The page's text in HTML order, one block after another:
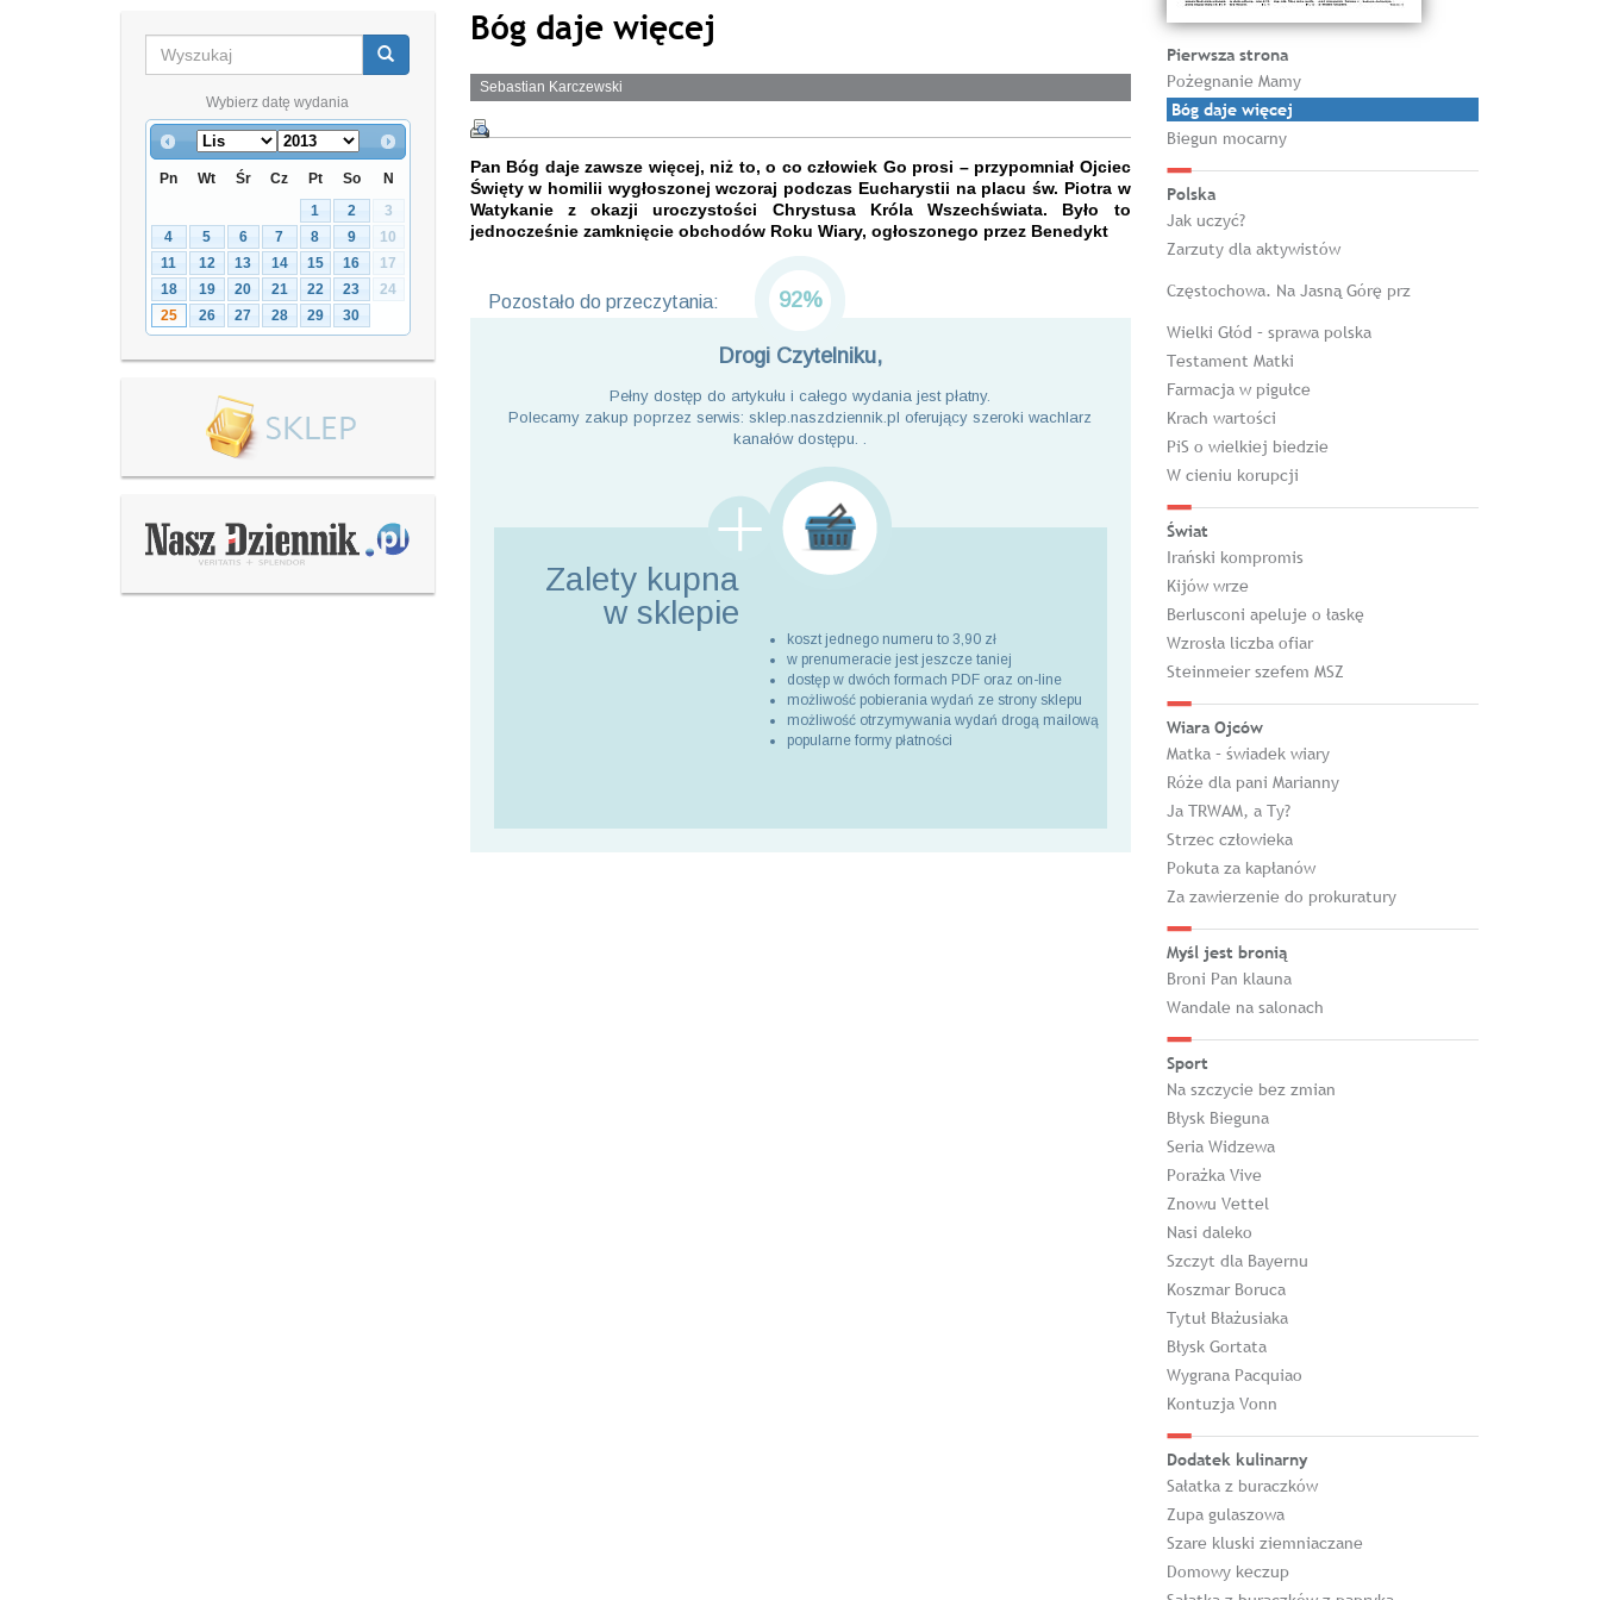
Wybierz datę wydania
Pn Wt Śr Cz Pt So
N
1
2
3
4
5 6 7 8 9
10
11
12 13 14 15 16
17
18
19 20 21 22 23
24
25
26 27 28 29 30
Bóg daje więcej
Sebastian Karczewski
Pan Bóg daje zawsze więcej, niż to, o co człowiek Go prosi – przypomniał Ojciec
Święty w homilii wygłoszonej wczoraj podczas Eucharystii na placu św. Piotra w
Watykanie z okazji uroczystości Chrystusa Króla Wszechświata. Było to
jednocześnie zamknięcie obchodów Roku Wiary, ogłoszonego przez Benedykt
Pozostało do przeczytania: 92%
Drogi Czytelniku,
Pełny dostęp do artykułu i całego wydania jest płatny.
Polecamy zakup poprzez serwis: sklep.naszdziennik.pl oferujący szeroki wachlarz
kanałów dostępu. .
Zalety kupna
w sklepie
koszt jednego numeru to 3,90 zł
w prenumeracie jest jeszcze taniej
dostęp w dwóch formach PDF oraz on-line
możliwość pobierania wydań ze strony sklepu
możliwość otrzymywania wydań drogą mailową
popularne formy płatności
Pierwsza strona
Pożegnanie Mamy
Bóg daje więcej
Biegun mocarny
Polska
Jak uczyć?
Zarzuty dla aktywistów
Częstochowa. Na Jasną Górę prz
Wielki Głód – sprawa polska
Testament Matki
Farmacja w pigułce
Krach wartości
PiS o wielkiej biedzie
W cieniu korupcji
Świat
Irański kompromis
Kijów wrze
Berlusconi apeluje o łaskę
Wzrosła liczba ofiar
Steinmeier szefem MSZ
Wiara Ojców
Matka – świadek wiary
Róże dla pani Marianny
Ja TRWAM, a Ty?
Strzec człowieka
Pokuta za kapłanów
Za zawierzenie do prokuratury
Myśl jest bronią
Broni Pan klauna
Wandale na salonach
Sport
Na szczycie bez zmian
Błysk Bieguna
Seria Widzewa
Porażka Vive
Znowu Vettel
Nasi daleko
Szczyt dla Bayernu
Koszmar Boruca
Tytuł Błażusiaka
Błysk Gortata
Wygrana Pacquiao
Kontuzja Vonn
Dodatek kulinarny
Sałatka z buraczków
Zupa gulaszowa
Szare kluski ziemniaczane
Domowy keczup